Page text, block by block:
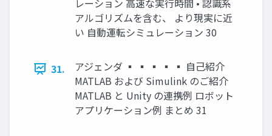
レーション 高速な実行時間 • 認識系
アルゴリズムを含む、 より現実に近
い 自動運転シミュレーション 30
31.
アジェンダ ▪ ▪ ▪ ▪ ▪ 自己紹介
MATLAB および Simulink のご紹介
MATLAB と Unity の連携例 ロボット
アプリケーション例 まとめ 31